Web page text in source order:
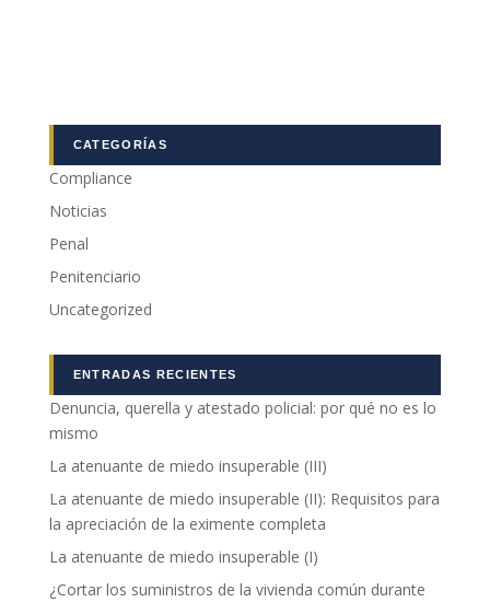
CATEGORÍAS
Compliance
Noticias
Penal
Penitenciario
Uncategorized
ENTRADAS RECIENTES
Denuncia, querella y atestado policial: por qué no es lo
mismo
La atenuante de miedo insuperable (III)
La atenuante de miedo insuperable (II): Requisitos para
la apreciación de la eximente completa
La atenuante de miedo insuperable (I)
¿Cortar los suministros de la vivienda común durante